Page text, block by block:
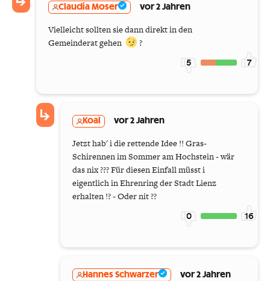
Claudia Moser vor 2 Jahren
Vielleicht sollten sie dann direkt in den
Gemeinderat gehen
?
5 7
Koal vor 2 Jahren
Jetzt hab' i die rettende Idee !! Gras-
Schirennen im Sommer am Hochstein - wär
das nix ??? Für diesen Einfall müsst i
eigentlich in Ehrenring der Stadt Lienz
erhalten !? - Oder nit ??
0 16
Hannes Schwarzer vor 2 Jahren